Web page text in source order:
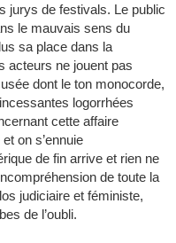
jurys de festivals. Le public
le mauvais sens du
sa place dans la
acteurs ne jouent pas
dont le ton monocorde,
logorrhées
cette affaire
on s’ennuie
de fin arrive et rien ne
de toute la
judiciaire et féministe,
de l’oubli.